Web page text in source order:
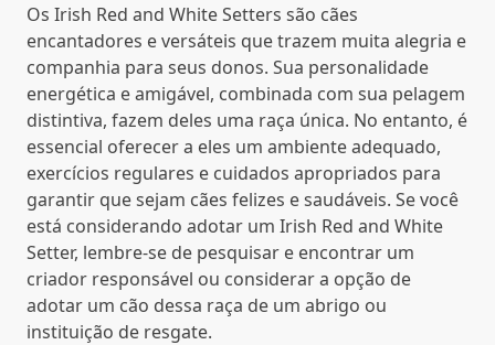
Os Irish Red and White Setters são cães
encantadores e versáteis que trazem muita alegria e
companhia para seus donos. Sua personalidade
energética e amigável, combinada com sua pelagem
distintiva, fazem deles uma raça única. No entanto, é
essencial oferecer a eles um ambiente adequado,
exercícios regulares e cuidados apropriados para
garantir que sejam cães felizes e saudáveis. Se você
está considerando adotar um Irish Red and White
Setter, lembre-se de pesquisar e encontrar um
criador responsável ou considerar a opção de
adotar um cão dessa raça de um abrigo ou
instituição de resgate.